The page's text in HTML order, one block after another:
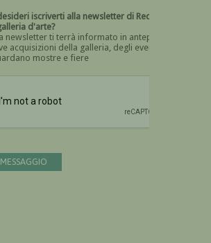
iscriverti alla newsletter di Recta
d'arte?
la newsletter ti terrà informato in anteprima
acquisizioni della galleria, degli eventi
mostre e fiere